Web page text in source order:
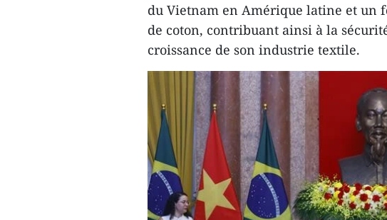
du Vietnam en Amérique latine et un
de coton, contribuant ainsi à la
croissance de son industrie textile.